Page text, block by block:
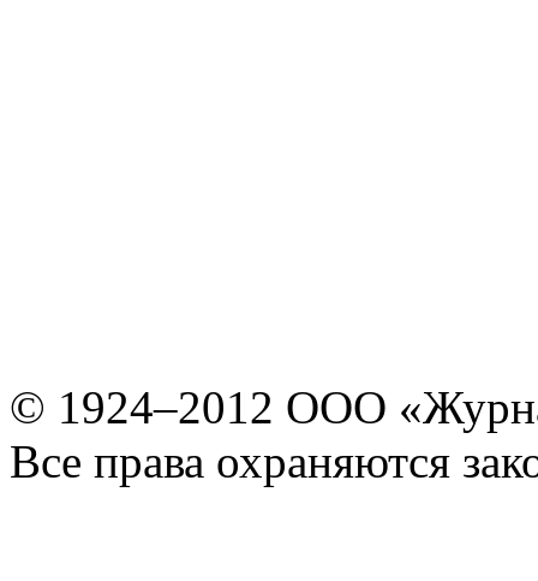
© 1924–2012 ООО
Все права охраняются